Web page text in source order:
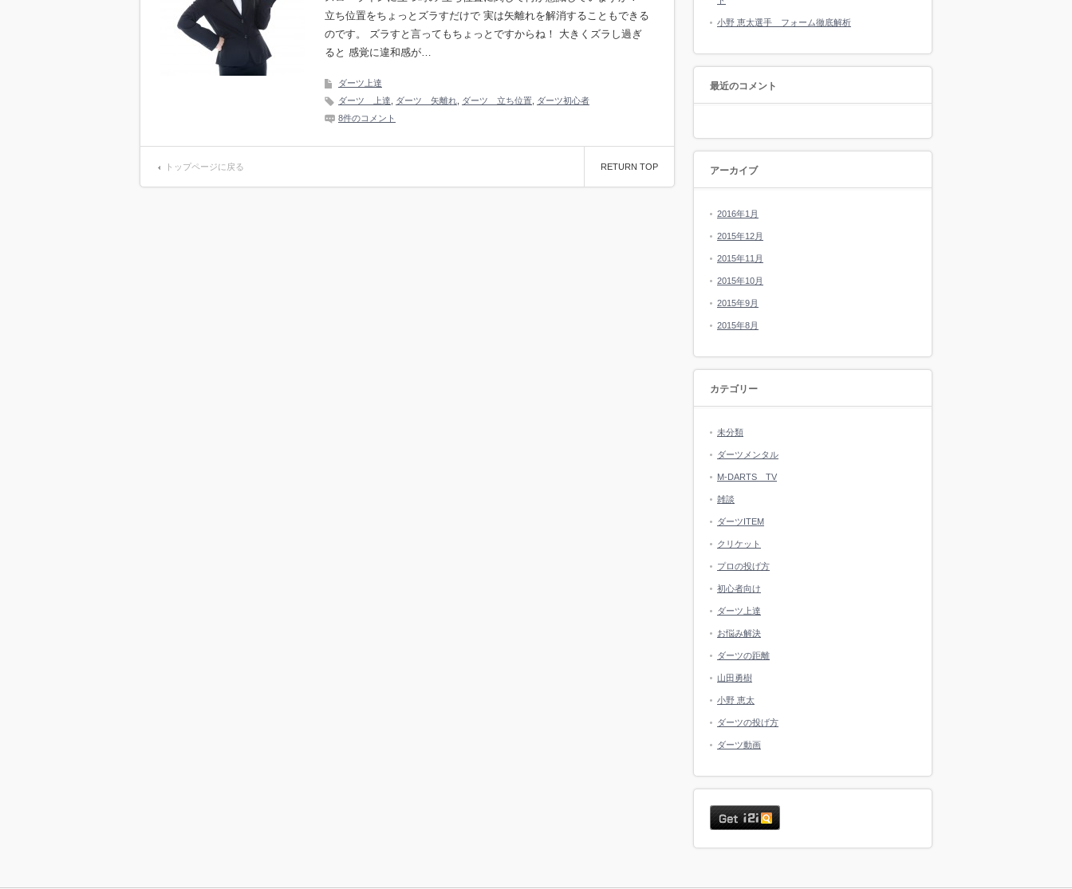
立ち位置をちょっとズラすだけで 実は矢離れを解消することもできる
のです。 ズラすと言ってもちょっとですからね！ 大きくズラし過ぎ
ると 感覚に違和感が…
ダーツ上達
ダーツ 上達
ダーツ 矢離れ ダーツ 立ち位置 ダーツ初心者
8件のコメント
トップページに戻る RETURN TOP
小野 恵太選手 フォーム徹底解析
最近のコメント
アーカイブ
2016年1月
2015年12月
2015年11月
2015年10月
2015年9月
2015年8月
カテゴリー
未分類
ダーツメンタル
M-DARTS TV
雑談
ダーツITEM
クリケット
プロの投げ方
初心者向け
ダーツ上達
お悩み解決
ダーツの距離
山田勇樹
小野 恵太
ダーツの投げ方
ダーツ動画